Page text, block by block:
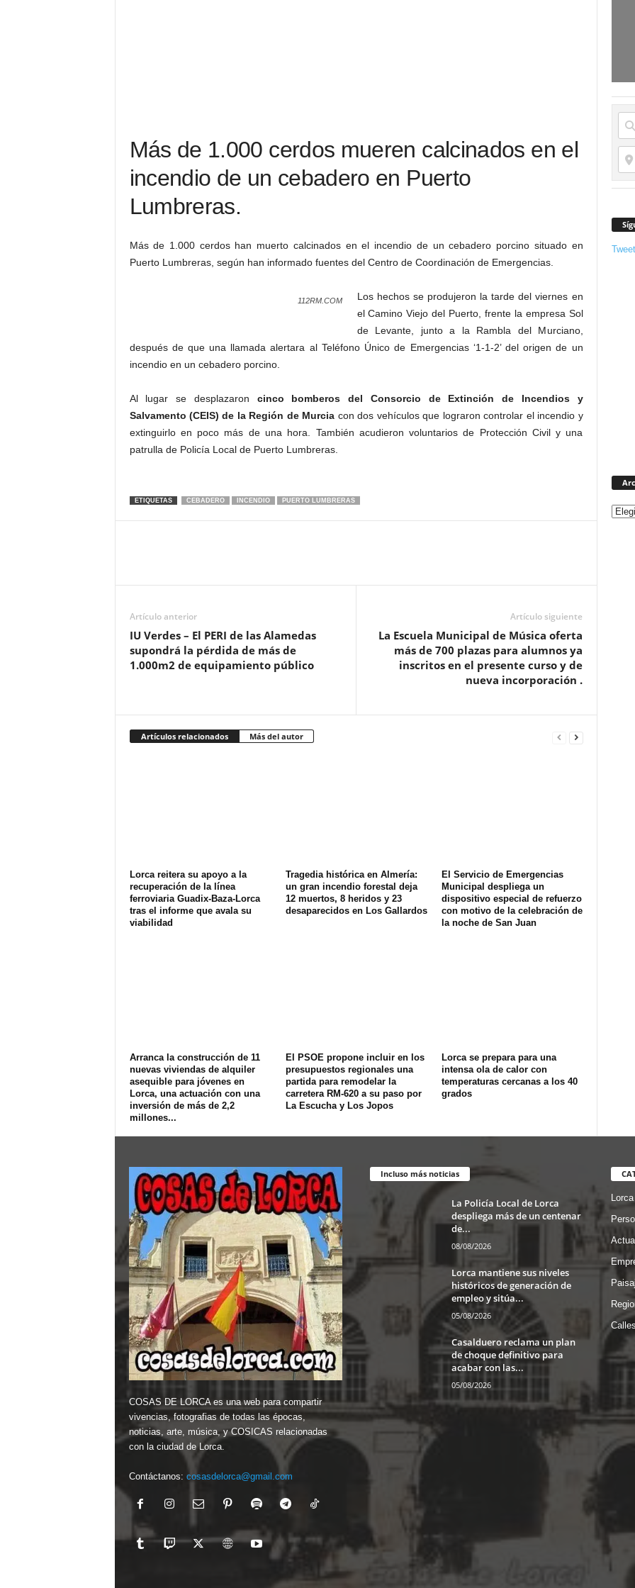
Más de 1.000 cerdos mueren calcinados en el
incendio de un cebadero en Puerto
Lumbreras.
Más de 1.000 cerdos han muerto calcinados en el incendio de un cebadero porcino situado en
Puerto Lumbreras, según han informado fuentes del Centro de Coordinación de Emergencias.
112RM.COM
Los hechos se produjeron la tarde del viernes en
el Camino Viejo del Puerto, frente la empresa Sol
de Levante, junto a la Rambla del Murciano,
después de que una llamada alertara al Teléfono Único de Emergencias ‘1-1-2’ del origen de un
incendio en un cebadero porcino.
Al lugar se desplazaron cinco bomberos del Consorcio de Extinción de Incendios y
Salvamento (CEIS) de la Región de Murcia con dos vehículos que lograron controlar el incendio y
extinguirlo en poco más de una hora. También acudieron voluntarios de Protección Civil y una
patrulla de Policía Local de Puerto Lumbreras.
ETIQUETAS CEBADERO INCENDIO PUERTO LUMBRERAS
Artículo anterior
IU Verdes – El PERI de las Alamedas
supondrá la pérdida de más de
1.000m2 de equipamiento público
Artículo siguiente
La Escuela Municipal de Música oferta
más de 700 plazas para alumnos ya
inscritos en el presente curso y de
nueva incorporación .
Artículos relacionados Más del autor
Lorca reitera su apoyo a la
recuperación de la línea
ferroviaria Guadix-Baza-Lorca
tras el informe que avala su
viabilidad
Tragedia histórica en Almería:
un gran incendio forestal deja
12 muertos, 8 heridos y 23
desaparecidos en Los Gallardos
El Servicio de Emergencias
Municipal despliega un
dispositivo especial de refuerzo
con motivo de la celebración de
la noche de San Juan
Arranca la construcción de 11
nuevas viviendas de alquiler
asequible para jóvenes en
Lorca, una actuación con una
inversión de más de 2,2
millones...
El PSOE propone incluir en los
presupuestos regionales una
partida para remodelar la
carretera RM-620 a su paso por
La Escucha y Los Jopos
Lorca se prepara para una
intensa ola de calor con
temperaturas cercanas a los 40
grados
COSAS DE LORCA es una web para compartir
vivencias, fotografias de todas las épocas,
noticias, arte, música, y COSICAS relacionadas
con la ciudad de Lorca.
Contáctanos: cosasdelorca@gmail.com
Incluso más noticias
La Policía Local de Lorca
despliega más de un centenar
de...
08/08/2026
Lorca mantiene sus niveles
históricos de generación de
empleo y sitúa...
05/08/2026
Casalduero reclama un plan
de choque definitivo para
acabar con las...
05/08/2026
Lorca